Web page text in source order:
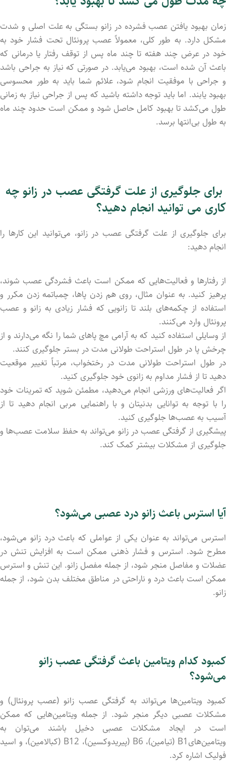
زمان بهبود یافتن عصب فشرده در زانو بستگی به علت اصلی و شدت
مشکل دارد. به طور کلی، معمولاً عصب پرونئال تحت فشار خود به
خود در عرض چند هفته تا چند ماه پس از توقف رفتار یا درمانی که
باعث آن شده است، بهبود می‌یابد. در صورتی که نیاز به جراحی باشد
و جراحی با موفقیت انجام شود، علائم شما باید به طور محسوسی
بهبود یابند. اما باید توجه داشته باشید که پس از جراحی نیاز به زمانی
طول می‌کشد تا بهبود کامل حاصل شود و ممکن است حدود چند ماه
به طول بی‌انتها برسد.
برای جلوگیری از علت گرفتگی عصب در زانو چه
کاری می توانید انجام دهید؟
برای جلوگیری از علت گرفتگی عصب در زانو، می‌توانید این کارها را
انجام دهید:
از رفتارها و فعالیت‌هایی که ممکن است باعث فشردگی عصب شوند،
پرهیز کنید. به عنوان مثال، روی هم زدن پاها، چمباتمه زدن مکرر و
استفاده از چکمه‌های بلند تا زانویی که فشار زیادی به زانو و عصب
پرونئال وارد می‌کنند.
از وسایلی استفاده کنید که به آرامی مچ پاهای شما را نگه می‌دارند و از
چرخش پا در طول استراحت طولانی مدت در بستر جلوگیری کنند.
در طول استراحت طولانی مدت در رختخواب، مرتباً تغییر موقعیت
دهید تا از فشار مداوم به زانوی خود جلوگیری کنید.
اگر فعالیت‌های ورزشی انجام می‌دهید، مطمئن شوید که تمرینات خود
را با توجه به توانایی بدنیتان و با راهنمایی مربی انجام دهید تا از
آسیب به عصب‌ها جلوگیری کنید.
پیشگیری از گرفتگی عصب در زانو می‌تواند به حفظ سلامت عصب‌ها و
جلوگیری از مشکلات بیشتر کمک کند.
آیا استرس باعث زانو درد عصبی می‌شود؟
استرس می‌تواند به عنوان یکی از عواملی که باعث درد زانو می‌شود،
مطرح شود. استرس و فشار ذهنی ممکن است به افزایش تنش در
عضلات و مفاصل منجر شود، از جمله مفصل زانو. این تنش و استرس
ممکن است باعث درد و ناراحتی در مناطق مختلف بدن شود، از جمله
زانو.
کمبود کدام ویتامین باعث گرفتگی عصب زانو
می‌شود؟
کمبود ویتامین‌ها می‌تواند به گرفتگی عصب زانو (عصب پرونئال) و
مشکلات عصبی دیگر منجر شود. از جمله ویتامین‌هایی که ممکن
است در ایجاد مشکلات عصبی دخیل باشند می‌توان به
ویتامین‌هایB1 (تیامین)، B6 (پیریدوکسین)، B12 (کبالامین)، و اسید
فولیک اشاره کرد.